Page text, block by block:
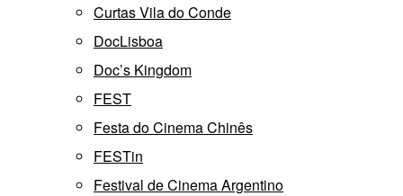
Curtas Vila do Conde
DocLisboa
Doc’s Kingdom
FEST
Festa do Cinema Chinês
FESTin
Festival de Cinema Argentino